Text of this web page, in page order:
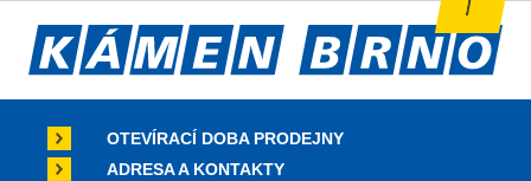
OTEVÍRACÍ DOBA PRODEJNY
ADRESA A KONTAKTY